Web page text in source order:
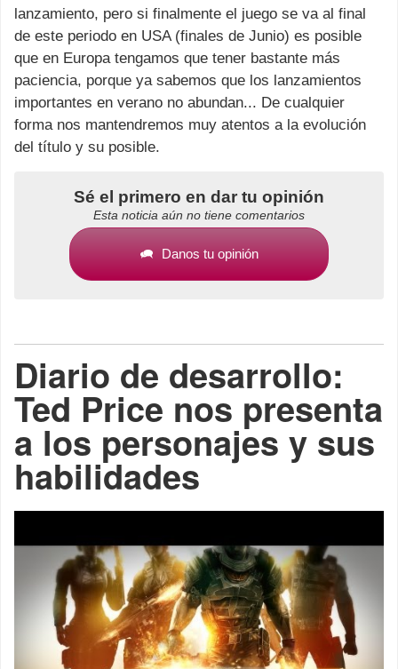
lanzamiento, pero si finalmente el juego se va al final
de este periodo en USA (finales de Junio) es posible
que en Europa tengamos que tener bastante más
paciencia, porque ya sabemos que los lanzamientos
importantes en verano no abundan... De cualquier
forma nos mantendremos muy atentos a la evolución
del título y su posible.
Sé el primero en dar tu opinión
Esta noticia aún no tiene comentarios
Danos tu opinión
Diario de desarrollo:
Ted Price nos presenta
a los personajes y sus
habilidades